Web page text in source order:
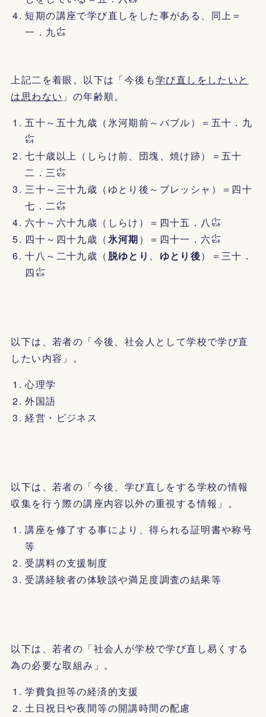
短期の講座で学び直しをした事がある、同上＝
一．九㌫
上記二を着眼。以下は「今後も学び直しをしたいと
は思わない 」の年齢順。
五十～五十九歳（氷河期前～バブル）＝五十．九
㌫
七十歳以上（しらけ前、団塊、焼け跡）＝五十
二．三㌫
三十～三十九歳（ゆとり後～プレッシャ）＝四十
七．二㌫
六十～六十九歳（しらけ）＝四十五．八㌫
四十～四十九歳（氷河期）＝四十一．六㌫
十八～二十九歳（ 脱ゆとり 、 ゆとり後）＝三十．
四㌫
以下は、若者の「今後、社会人として学校で学び直
したい内容」。
心理学
外国語
経営・ビジネス
以下は、若者の「今後、学び直しをする学校の情報
収集を行う際の講座内容以外の重視する情報」。
講座を修了する事により、得られる証明書や称号
等
受講料の支援制度
受講経験者の体験談や満足度調査の結果等
以下は、若者の「社会人が学校で学び直し易くする
為の必要な取組み」。
学費負担等の経済的支援
土日祝日や夜間等の開講時間の配慮